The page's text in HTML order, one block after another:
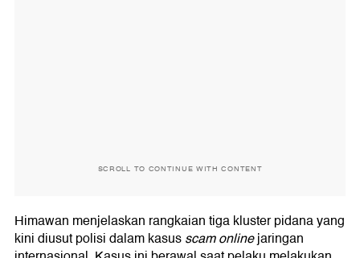
SCROLL TO CONTINUE WITH CONTENT
Himawan menjelaskan rangkaian tiga kluster pidana yang
kini diusut polisi dalam kasusscam onlinejaringan